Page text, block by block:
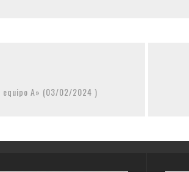
equipo A» (03/02/2024 )